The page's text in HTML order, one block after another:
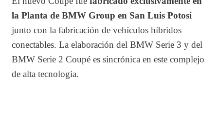
la Planta de BMW Group en San Luis Potosí
junto con la fabricación de vehículos híbridos
conectables. La elaboración del BMW Serie 3 y del
BMW Serie 2 Coupé es sincrónica en este complejo
de alta tecnología.